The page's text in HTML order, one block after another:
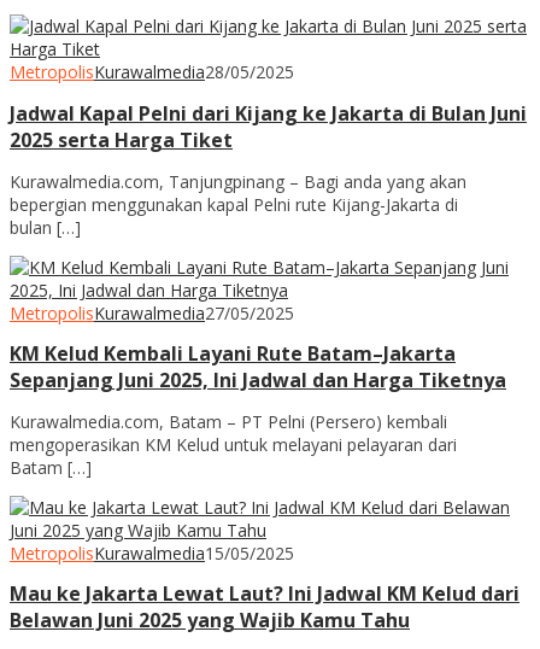
MetropolisKurawalmedia28/05/2025
Jadwal Kapal Pelni dari Kijang ke Jakarta di Bulan Juni
2025 serta Harga Tiket
Kurawalmedia.com, Tanjungpinang – Bagi anda yang akan
bepergian menggunakan kapal Pelni rute Kijang-Jakarta di
bulan […]
MetropolisKurawalmedia27/05/2025
KM Kelud Kembali Layani Rute Batam–Jakarta
Sepanjang Juni 2025, Ini Jadwal dan Harga Tiketnya
Kurawalmedia.com, Batam – PT Pelni (Persero) kembali
mengoperasikan KM Kelud untuk melayani pelayaran dari
Batam […]
MetropolisKurawalmedia15/05/2025
Mau ke Jakarta Lewat Laut? Ini Jadwal KM Kelud dari
Belawan Juni 2025 yang Wajib Kamu Tahu